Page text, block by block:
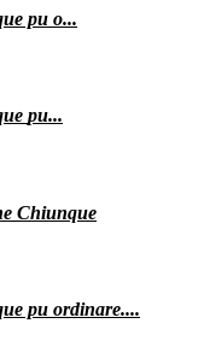
pu o...
pu...
Chiunque
pu ordinare....